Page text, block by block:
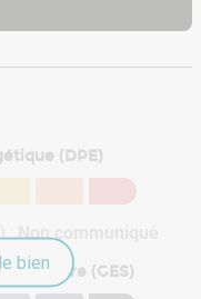
(DPE)
:Non communiqué
de serre (GES)
bien